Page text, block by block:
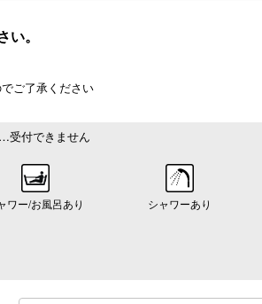
。
ご了承ください
…受付できません
ワー/お風呂あり シャワーあり